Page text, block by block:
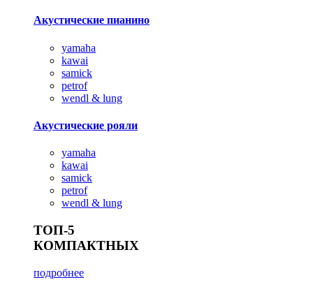
Акустические пианино
yamaha
kawai
samick
petrof
wendl & lung
Акустические рояли
yamaha
kawai
samick
petrof
wendl & lung
ТОП-5
КОМПАКТНЫХ
подробнее